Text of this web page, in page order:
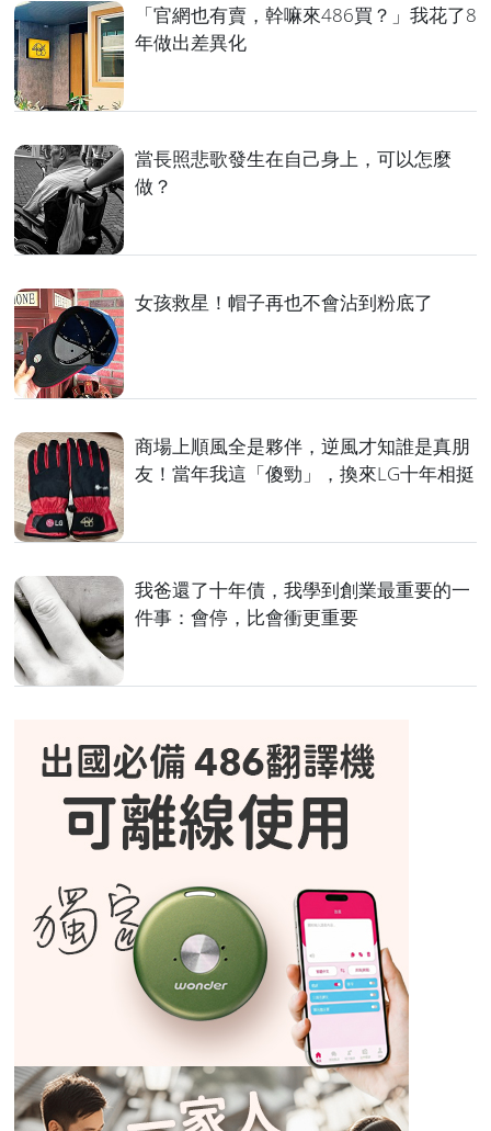
「官網也有賣，幹嘛來486買？」我花了8
年做出差異化
當長照悲歌發生在自己身上，可以怎麼
做？
女孩救星！帽子再也不會沾到粉底了
商場上順風全是夥伴，逆風才知誰是真朋
友！當年我這「傻勁」，換來LG十年相挺
我爸還了十年債，我學到創業最重要的一
件事：會停，比會衝更重要